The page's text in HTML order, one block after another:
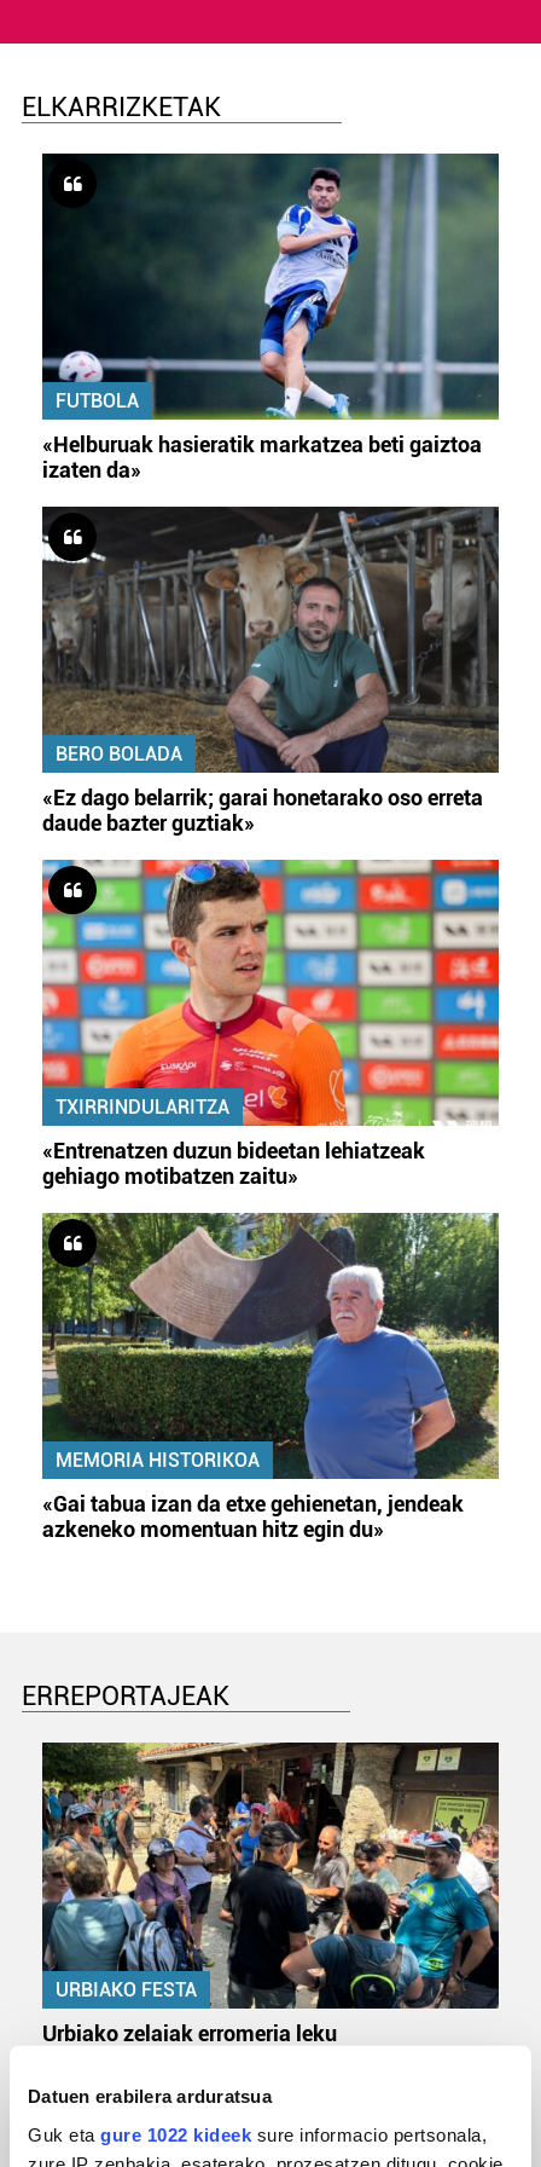
Datuen erabilera arduratsua
Guk eta gure 1022 kideek sure informacio pertsonala,
ELKARRIZKETAK
FUTBOLA
«Helburuak hasieratik markatzea beti gaiztoa
izaten da»
BERO BOLADA
«Ez dago belarrik; garai honetarako oso erreta
daude bazter guztiak»
TXIRRINDULARITZA
«Entrenatzen duzun bideetan lehiatzeak
gehiago motibatzen zaitu»
MEMORIA HISTORIKOA
«Gai tabua izan da etxe gehienetan, jendeak
azkeneko momentuan hitz egin du»
ERREPORTAJEAK
URBIAKO FESTA
Urbiako zelaiak erromeria leku